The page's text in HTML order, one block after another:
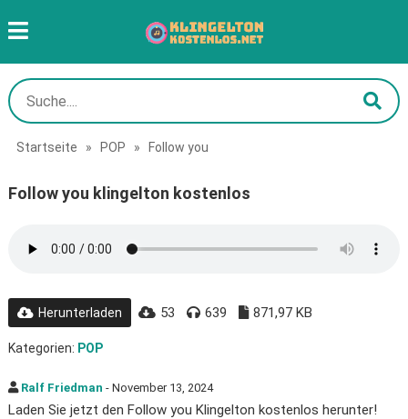
Startseite » POP » Follow you
Follow you klingelton kostenlos
Herunterladen 53 639 871,97 KB
Kategorien: POP
Ralf Friedman - November 13, 2024
Laden Sie jetzt den Follow you Klingelton kostenlos herunter!